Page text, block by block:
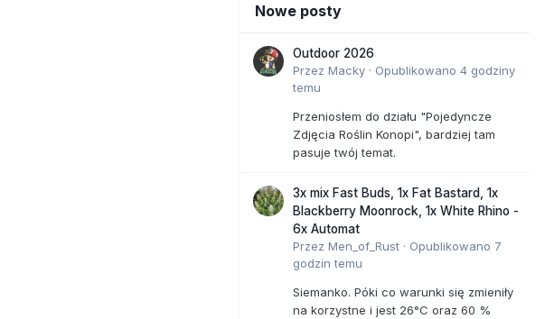
Nowe posty
Outdoor 2026
Przez Macky · Opublikowano 4 godziny
temu
Przeniosłem do działu "Pojedyncze
Zdjęcia Roślin Konopi", bardziej tam
pasuje twój temat.
3x mix Fast Buds, 1x Fat Bastard, 1x
Blackberry Moonrock, 1x White Rhino -
6x Automat
Przez Men_of_Rust · Opublikowano 7
godzin temu
Siemanko. Póki co warunki się zmieniły
na korzystne i jest 26°C oraz 60 %